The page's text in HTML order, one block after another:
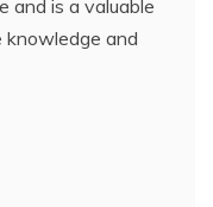
and is a valuable
knowledge and